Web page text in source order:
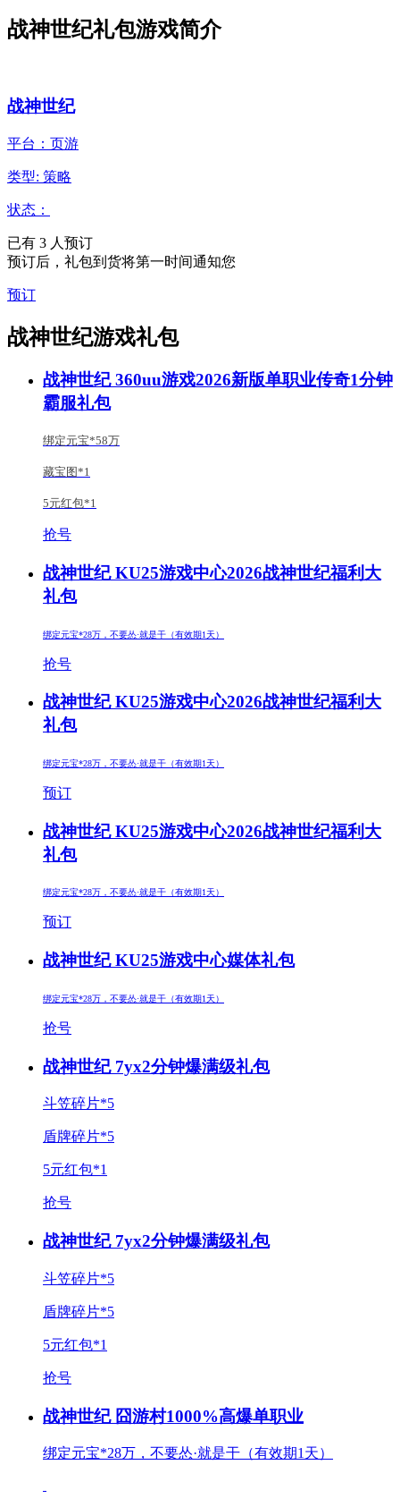
战神世纪礼包游戏简介
战神世纪
平台：页游
类型: 策略
状态：
已有 3 人预订
预订后，礼包到货将第一时间通知您
预订
战神世纪游戏礼包
战神世纪 360uu游戏2026新版单职业传奇1分钟
霸服礼包
绑定元宝*58万
藏宝图*1
5元红包*1
抢号
战神世纪 KU25游戏中心2026战神世纪福利大
礼包
绑定元宝*28万，不要怂·就是干（有效期1天）
抢号
战神世纪 KU25游戏中心2026战神世纪福利大
礼包
绑定元宝*28万，不要怂·就是干（有效期1天）
预订
战神世纪 KU25游戏中心2026战神世纪福利大
礼包
绑定元宝*28万，不要怂·就是干（有效期1天）
预订
战神世纪 KU25游戏中心媒体礼包
绑定元宝*28万，不要怂·就是干（有效期1天）
抢号
战神世纪 7yx2分钟爆满级礼包
斗笠碎片*5
盾牌碎片*5
5元红包*1
抢号
战神世纪 7yx2分钟爆满级礼包
斗笠碎片*5
盾牌碎片*5
5元红包*1
抢号
战神世纪 囧游村1000%高爆单职业
绑定元宝*28万，不要怂·就是干（有效期1天）